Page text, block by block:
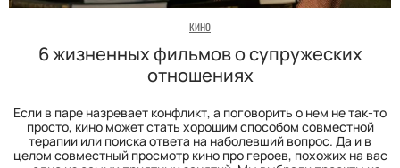
КИНО
6 жизненных фильмов о супружеских
отношениях
Если в паре назревает конфликт, а поговорить о нем не так-то
просто, кино может стать хорошим способом совместной
терапии или поиска ответа на наболевший вопрос. Да и в
целом совместный просмотр кино про героев, похожих на вас